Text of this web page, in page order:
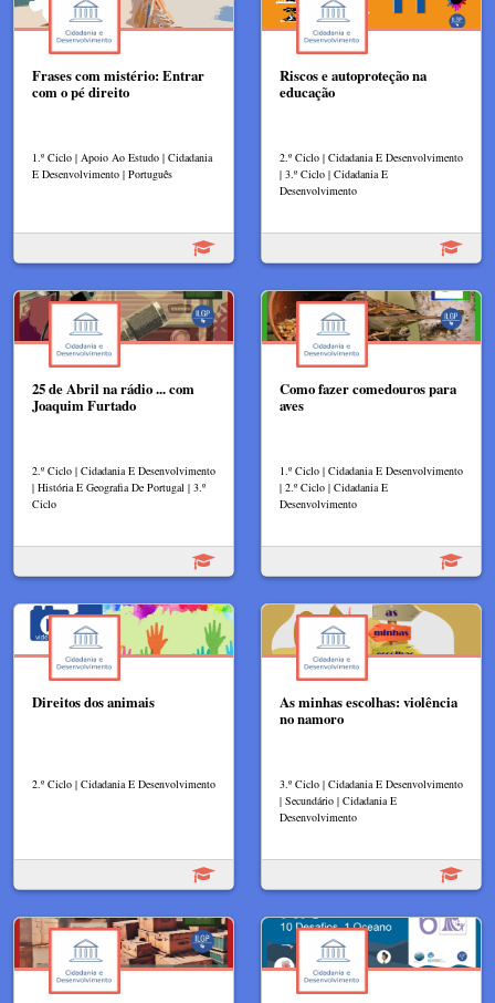
Frases com mistério: Entrar
com o pé direito
1.º Ciclo | Apoio Ao Estudo | Cidadania
E Desenvolvimento | Português
Riscos e autoproteção na
educação
2.º Ciclo | Cidadania E Desenvolvimento
| 3.º Ciclo | Cidadania E
Desenvolvimento
25 de Abril na rádio ... com
Joaquim Furtado
2.º Ciclo | Cidadania E Desenvolvimento
| História E Geografia De Portugal | 3.º
Ciclo
Como fazer comedouros para
aves
1.º Ciclo | Cidadania E Desenvolvimento
| 2.º Ciclo | Cidadania E
Desenvolvimento
Direitos dos animais
2.º Ciclo | Cidadania E Desenvolvimento
As minhas escolhas: violência
no namoro
3.º Ciclo | Cidadania E Desenvolvimento
| Secundário | Cidadania E
Desenvolvimento